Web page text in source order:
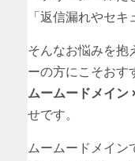
「返信漏れやセキ
そんなお悩みを抱
ーの方にこそおす
ムームードメイ
せです。
ムームードメイン